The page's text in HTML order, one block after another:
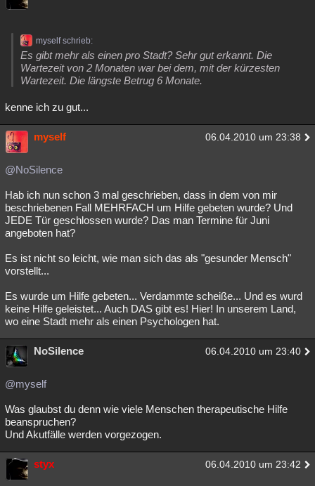
myself schrieb:
Es gibt mehr als einen pro Stadt? Sehr gut erkannt. Die
Wartezeit von 2 Monaten war bei dem, mit der kürzesten
Wartezeit. Die längste Betrug 6 Monate.
kenne ich zu gut...
myself 06.04.2010 um 23:38
@NoSilence
Hab ich nun schon 3 mal geschrieben, dass in dem von mir
beschriebenen Fall MEHRFACH um Hilfe gebeten wurde? Und
JEDE Tür geschlossen wurde? Das man Termine für Juni
angeboten hat?
Es ist nicht so leicht, wie man sich das als "gesunder Mensch"
vorstellt...
Es wurde um Hilfe gebeten... Verdammte scheiße... Und es wurd
keine Hilfe geleistet... Auch DAS gibt es! Hier! In unserem Land,
wo eine Stadt mehr als einen Psychologen hat.
NoSilence 06.04.2010 um 23:40
@myself
Was glaubst du denn wie viele Menschen therapeutische Hilfe
beanspruchen?
Und Akutfälle werden vorgezogen.
styx 06.04.2010 um 23:42